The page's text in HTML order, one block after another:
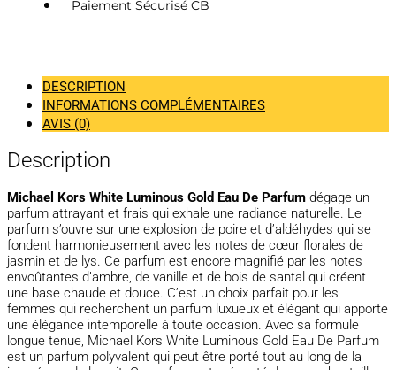
Paiement Sécurisé CB
DESCRIPTION
INFORMATIONS COMPLÉMENTAIRES
AVIS (0)
Description
Michael Kors White Luminous Gold Eau De Parfum dégage un
parfum attrayant et frais qui exhale une radiance naturelle. Le
parfum s’ouvre sur une explosion de poire et d’aldéhydes qui se
fondent harmonieusement avec les notes de cœur florales de
jasmin et de lys. Ce parfum est encore magnifié par les notes
envoûtantes d’ambre, de vanille et de bois de santal qui créent
une base chaude et douce. C’est un choix parfait pour les
femmes qui recherchent un parfum luxueux et élégant qui apporte
une élégance intemporelle à toute occasion. Avec sa formule
longue tenue, Michael Kors White Luminous Gold Eau De Parfum
est un parfum polyvalent qui peut être porté tout au long de la